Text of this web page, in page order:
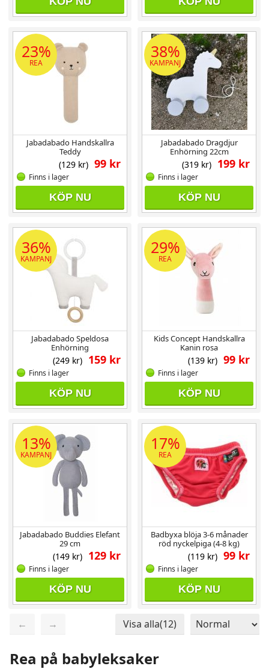
23%
REA
Jabadabado Handskallra
Teddy
99 kr
(129 kr)
Finns i lager
KÖP NU
38%
KAMPANJ
Jabadabado Dragdjur
Enhörning 22cm
199 kr
(319 kr)
Finns i lager
KÖP NU
36%
KAMPANJ
Jabadabado Speldosa
Enhörning
159 kr
(249 kr)
Finns i lager
KÖP NU
29%
REA
Kids Concept Handskallra
Kanin rosa
99 kr
(139 kr)
Finns i lager
KÖP NU
13%
KAMPANJ
Jabadabado Buddies Elefant
29 cm
129 kr
(149 kr)
Finns i lager
KÖP NU
17%
REA
Badbyxa blöja 3-6 månader
röd nyckelpiga (4-8 kg)
99 kr
(119 kr)
Finns i lager
KÖP NU
← →
Visa alla(12)
Rea på babyleksaker